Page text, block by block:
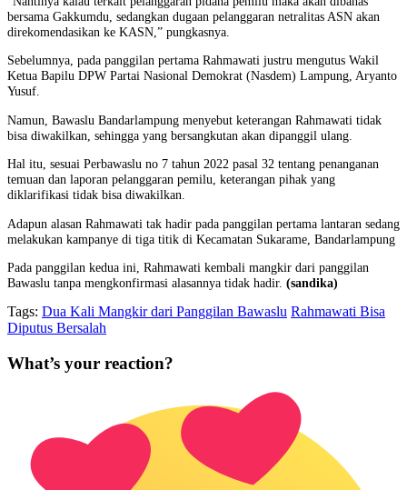
bersama Gakkumdu, sedangkan dugaan pelanggaran netralitas ASN akan
direkomendasikan ke KASN,” pungkasnya.
Sebelumnya, pada panggilan pertama Rahmawati justru mengutus Wakil
Ketua Bapilu DPW Partai Nasional Demokrat (Nasdem) Lampung, Aryanto
Yusuf.
Namun, Bawaslu Bandarlampung menyebut keterangan Rahmawati tidak
bisa diwakilkan, sehingga yang bersangkutan akan dipanggil ulang.
Hal itu, sesuai Perbawaslu no 7 tahun 2022 pasal 32 tentang penanganan
temuan dan laporan pelanggaran pemilu, keterangan pihak yang
diklarifikasi tidak bisa diwakilkan.
Adapun alasan Rahmawati tak hadir pada panggilan pertama lantaran sedang
melakukan kampanye di tiga titik di Kecamatan Sukarame, Bandarlampung
Pada panggilan kedua ini, Rahmawati kembali mangkir dari panggilan
Bawaslu tanpa mengkonfirmasi alasannya tidak hadir. (sandika)
Tags: Dua Kali Mangkir dari Panggilan Bawaslu Rahmawati Bisa
Diputus Bersalah
What’s your reaction?